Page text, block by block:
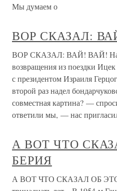
Мы думаем о
ВОР СКАЗАЛ:
ВОР СКАЗАЛ: ВАЙ! ВАЙ! На
возвращения из поездки
с президентом Израиля
второй раз надел
совместная картина? —
ответили мы, — нас
А ВОТ ЧТО
БЕРИЯ
А ВОТ ЧТО СКАЗАЛ ОБ